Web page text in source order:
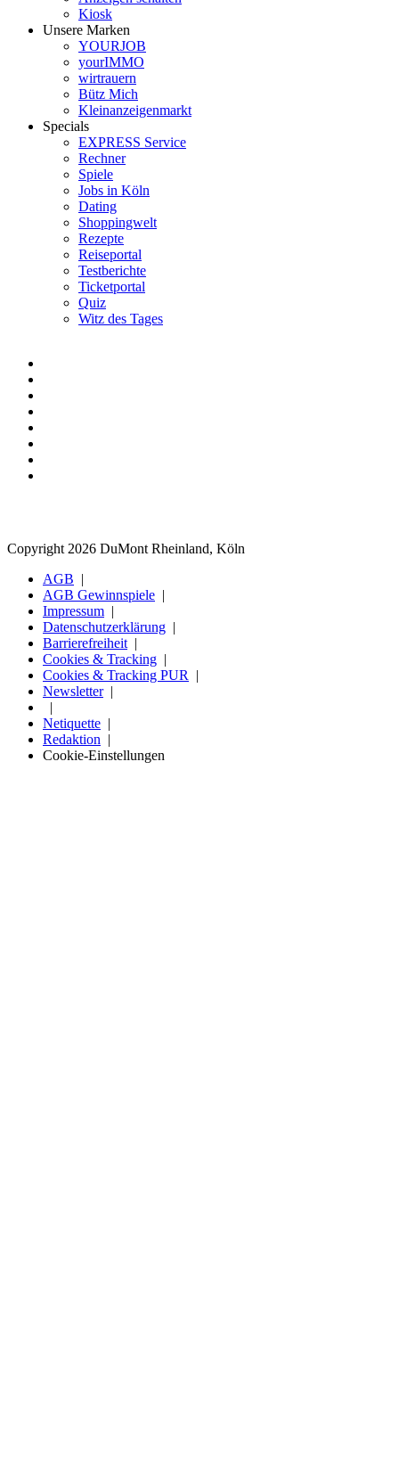
Kiosk
Unsere Marken
YOURJOB
yourIMMO
wirtrauern
Bütz Mich
Kleinanzeigenmarkt
Specials
EXPRESS Service
Rechner
Spiele
Jobs in Köln
Dating
Shoppingwelt
Rezepte
Reiseportal
Testberichte
Ticketportal
Quiz
Witz des Tages
Copyright 2026 DuMont Rheinland, Köln
AGB
AGB Gewinnspiele
Impressum
Datenschutzerklärung
Barrierefreiheit
Cookies & Tracking
Cookies & Tracking PUR
Newsletter
Netiquette
Redaktion
Cookie-Einstellungen